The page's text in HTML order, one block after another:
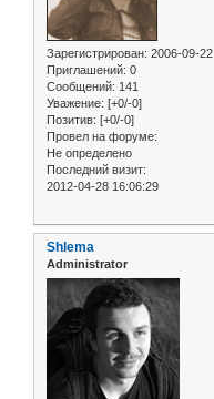
Зарегистрирован: 2006-09-22
Приглашений: 0
Сообщений: 141
Уважение: [+0/-0]
Позитив: [+0/-0]
Провел на форуме:
Не определено
Последний визит:
2012-04-28 16:06:29
Shlema
Administrator